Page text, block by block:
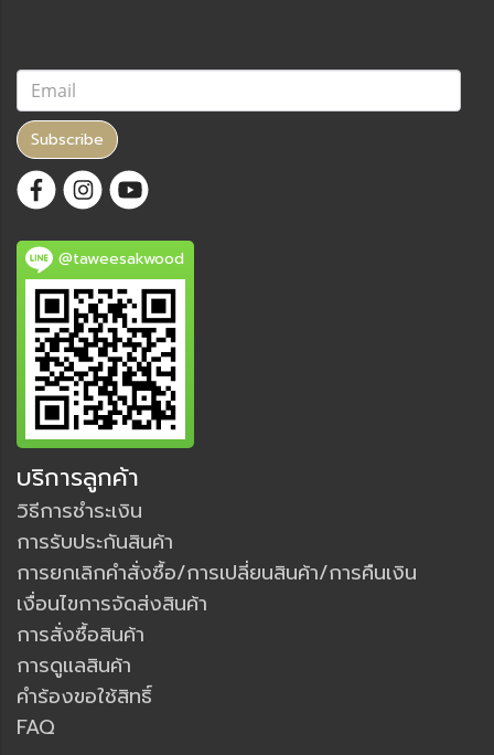
Subscribe
@taweesakwood
บริการลูกค้า
วิธีการชำระเงิน
การรับประกันสินค้า
การยกเลิกคำสั่งซื้อ/การเปลี่ยนสินค้า/การคืนเงิน
เงื่อนไขการจัดส่งสินค้า
การสั่งซื้อสินค้า
การดูแลสินค้า
คำร้องขอใช้สิทธิ์
FAQ